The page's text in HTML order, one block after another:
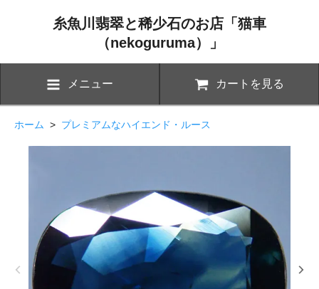
糸魚川翡翠と稀少石のお店「猫車
（nekoguruma）」
メニュー カートを見る
ホーム > プレミアムなハイエンド・ルース